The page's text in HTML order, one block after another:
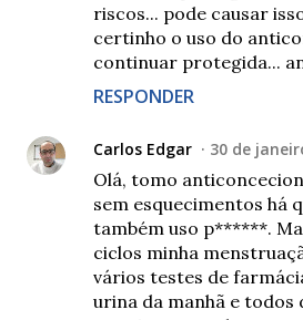
riscos... pode causar
certinho o uso do
continuar protegida...
RESPONDER
Carlos Edgar 30 de
Olá, tomo
sem esquecimentos há
também uso p******.
ciclos minha
vários testes de
urina da manhã e todos